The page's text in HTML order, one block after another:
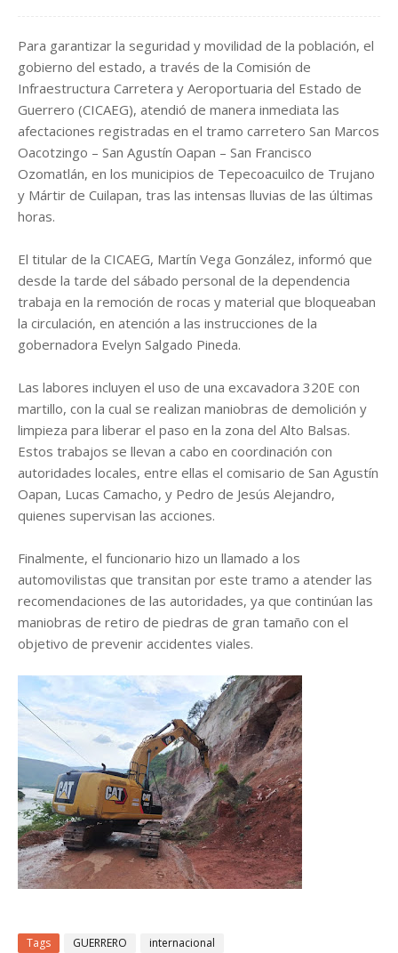
Para garantizar la seguridad y movilidad de la población, el
gobierno del estado, a través de la Comisión de
Infraestructura Carretera y Aeroportuaria del Estado de
Guerrero (CICAEG), atendió de manera inmediata las
afectaciones registradas en el tramo carretero San Marcos
Oacotzingo – San Agustín Oapan – San Francisco
Ozomatlán, en los municipios de Tepecoacuilco de Trujano
y Mártir de Cuilapan, tras las intensas lluvias de las últimas
horas.
El titular de la CICAEG, Martín Vega González, informó que
desde la tarde del sábado personal de la dependencia
trabaja en la remoción de rocas y material que bloqueaban
la circulación, en atención a las instrucciones de la
gobernadora Evelyn Salgado Pineda.
Las labores incluyen el uso de una excavadora 320E con
martillo, con la cual se realizan maniobras de demolición y
limpieza para liberar el paso en la zona del Alto Balsas.
Estos trabajos se llevan a cabo en coordinación con
autoridades locales, entre ellas el comisario de San Agustín
Oapan, Lucas Camacho, y Pedro de Jesús Alejandro,
quienes supervisan las acciones.
Finalmente, el funcionario hizo un llamado a los
automovilistas que transitan por este tramo a atender las
recomendaciones de las autoridades, ya que continúan las
maniobras de retiro de piedras de gran tamaño con el
objetivo de prevenir accidentes viales.
Tags GUERRERO internacional